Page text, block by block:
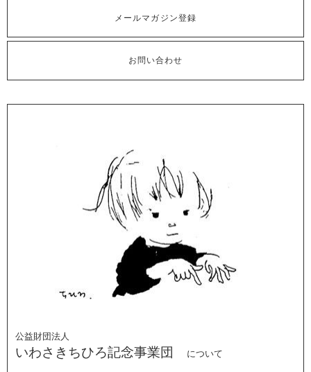
メールマガジン登録
お問い合わせ
公益財団法人
いわさきちひろ記念事業団 について